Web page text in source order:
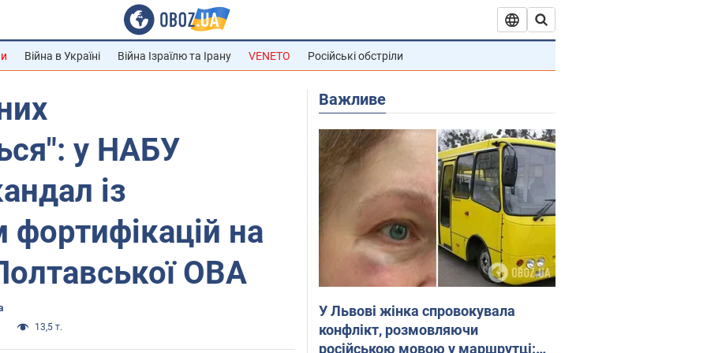
Війна в Україні Війна Ізраїлю та Ірану VENETO Російські обстріли
у НАБУ
із
фортифікацій на
ОВА
13,5 т.
Важливе
У Львові жінка спровокувала
конфлікт, розмовляючи
російською мовою у маршрутці: